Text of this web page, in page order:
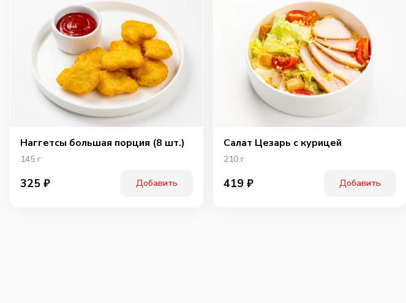
Наггетсы большая порция (8 шт.)
145 г
325 ₽ Добавить
Салат Цезарь с курицей
210 г
419 ₽ Добавить